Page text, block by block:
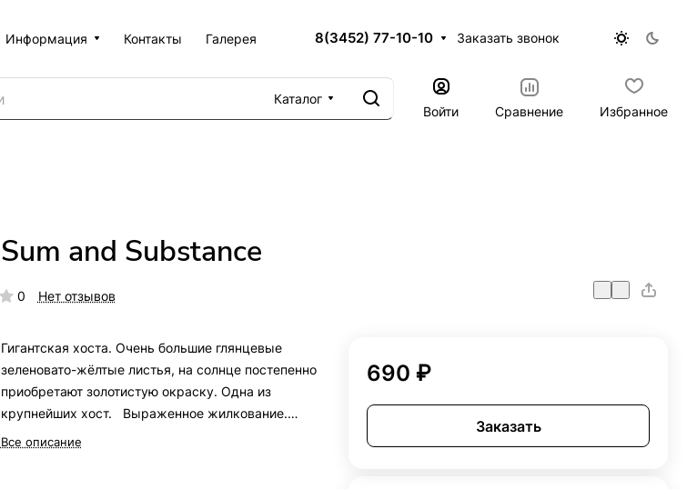
Информация Контакты Галерея 8(3452) 77-10-10 Заказать звонок
Каталог
Войти
Сравнение Избранное
Sum and Substance
0 Нет отзывов
Гигантская хоста. Очень большие глянцевые
зеленовато-жёлтые листья, на солнце постепенно
приобретают золотистую окраску. Одна из
крупнейших хост. Выраженное жилкование.
Лавандовые цветы, способна расти в полутени, и
Все описание
690 ₽
Заказать